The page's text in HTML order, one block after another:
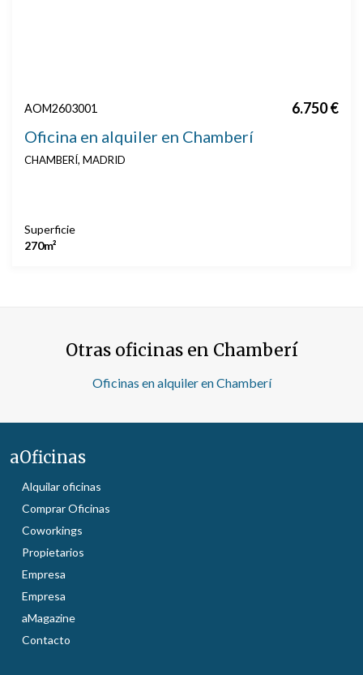
AOM2603001 6.750 €
Oficina en alquiler en Chamberí
CHAMBERÍ, MADRID
Superficie
270m²
Otras oficinas en Chamberí
Oficinas en alquiler en Chamberí
aOficinas
Alquilar oficinas
Comprar Oficinas
Coworkings
Propietarios
Empresa
Empresa
aMagazine
Contacto